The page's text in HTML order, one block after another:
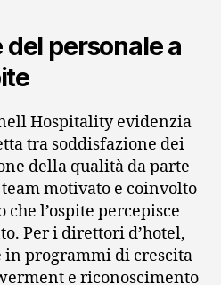
del personale a
Hospitality evidenzia
tra soddisfazione dei
della qualità da parte
motivato e coinvolto
l’ospite percepisce
Per i direttori d’hotel,
programmi di crescita
e riconoscimento